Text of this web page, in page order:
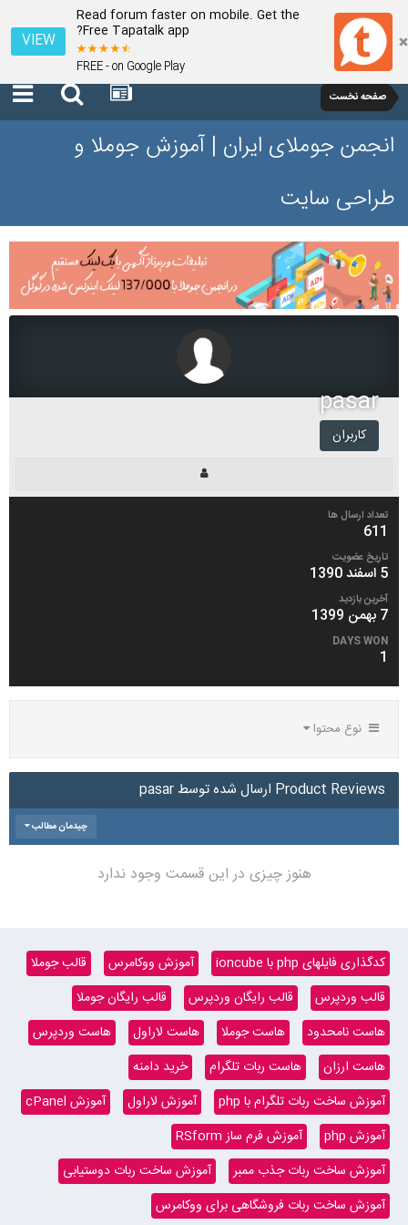
Read forum faster on mobile. Get the
Free Tapatalk app?
FREE - on Google Play
VIEW
صفحه نخست
انجمن جوملای ایران | آموزش جوملا و
طراحی سایت
pasar
کاربران
تعداد ارسال ها
611
تاریخ عضویت
5 اسفند 1390
آخرین بازدید
7 بهمن 1399
DAYS WON
1
نوع محتوا
Product Reviews ارسال شده توسط pasar
چیدمان مطالب
هنوز چیزی در این قسمت وجود ندارد
کدگذاری فایلهای php با ioncube آموزش ووکامرس
قالب جوملا
قالب وردپرس
قالب رایگان وردپرس
قالب رایگان جوملا
هاست نامحدود
هاست جوملا هاست لاراول
هاست وردپرس
هاست ارزان
هاست ربات تلگرام
خرید دامنه
آموزش ساخت ربات تلگرام با php
آموزش لاراول
آموزش cPanel
آموزش php
آموزش فرم ساز RSform
آموزش ساخت ربات جذب ممبر
آموزش ساخت ربات دوستیابی
آموزش ساخت ربات فروشگاهی برای ووکامرس